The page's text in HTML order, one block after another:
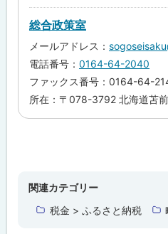
総合政策室
メールアドレス：
電話番号： 0164-64-2040
ファックス番号：0164-64-
所在：〒078-3792 北海道苫
関連カテゴリー
税金 > ふるさと納税